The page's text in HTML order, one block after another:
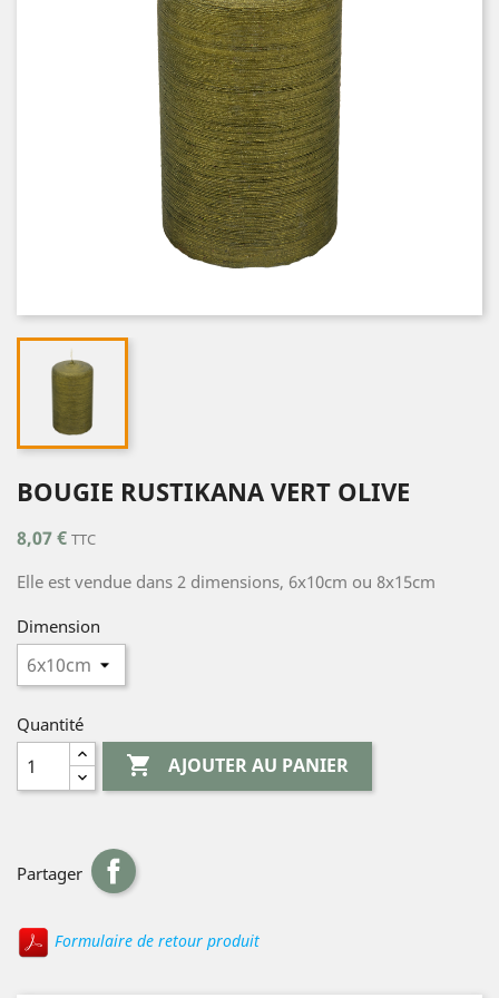
BOUGIE RUSTIKANA VERT OLIVE
8,07 € TTC
Elle est vendue dans 2 dimensions, 6x10cm ou 8x15cm
Dimension
Quantité
 AJOUTER AU PANIER
Partager
Formulaire de retour produit